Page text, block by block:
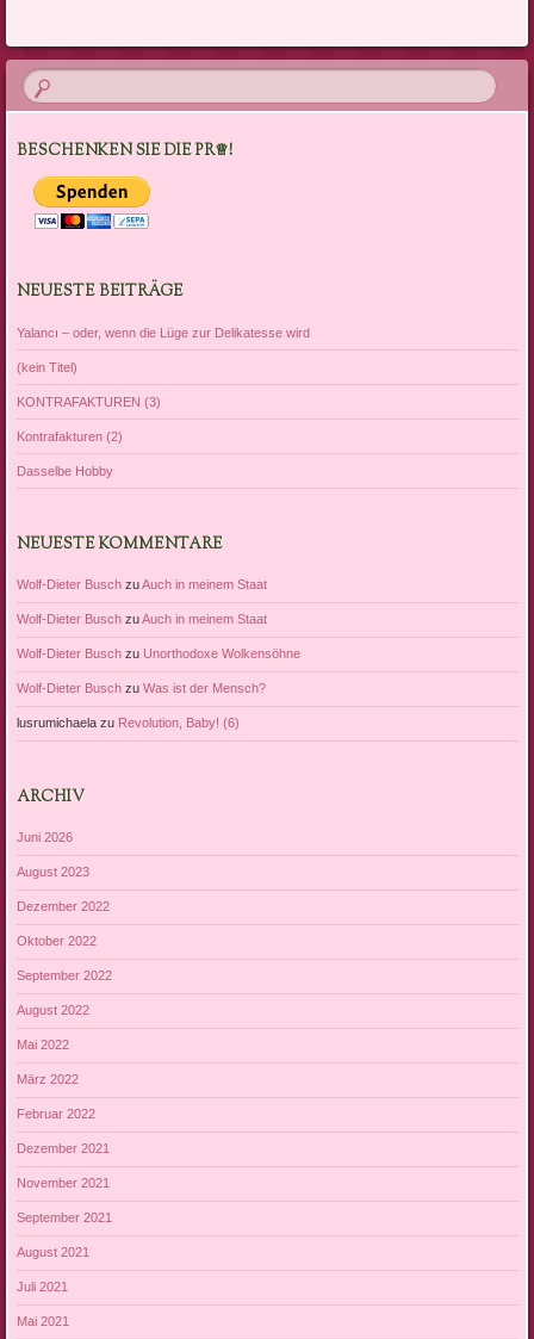
BESCHENKEN SIE DIE PR♕!
NEUESTE BEITRÄGE
Yalancı – oder, wenn die Lüge zur Delikatesse wird
(kein Titel)
KONTRAFAKTUREN (3)
Kontrafakturen (2)
Dasselbe Hobby
NEUESTE KOMMENTARE
Wolf-Dieter BuschzuAuch in meinem Staat
Wolf-Dieter BuschzuAuch in meinem Staat
Wolf-Dieter Buschzu Unorthodoxe Wolkensöhne
Wolf-Dieter Buschzu Was ist der Mensch?
lusrumichaelazu Revolution, Baby! (6)
ARCHIV
Juni 2026
August 2023
Dezember 2022
Oktober 2022
September 2022
August 2022
Mai 2022
März 2022
Februar 2022
Dezember 2021
November 2021
September 2021
August 2021
Juli 2021
Mai 2021